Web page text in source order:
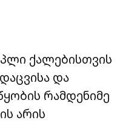
ქალებისთვის
და
რამდენიმე
არის